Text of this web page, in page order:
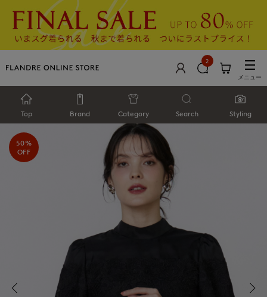
2
メニュー
Top Brand Category Search Styling
50%
OFF